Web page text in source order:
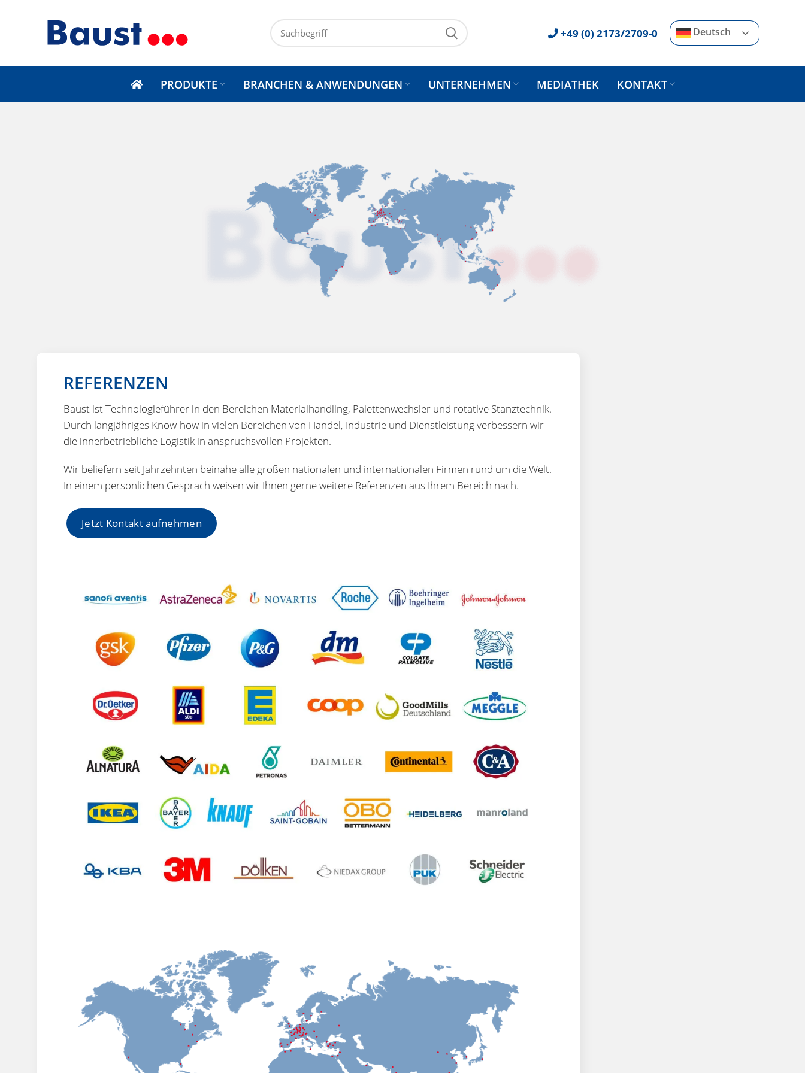
+49 (0) 2173/2709-0 Deutsch
PRODUKTE BRANCHEN & ANWENDUNGEN UNTERNEHMEN MEDIATHEK KONTAKT
REFERENZEN
Baust ist Technologieführer in den Bereichen Materialhandling, Palettenwechsler und rotative Stanztechnik.
Durch langjähriges Know-how in vielen Bereichen von Handel, Industrie und Dienstleistung verbessern wir
die innerbetriebliche Logistik in anspruchsvollen Projekten.
Wir beliefern seit Jahrzehnten beinahe alle großen nationalen und internationalen Firmen rund um die Welt.
In einem persönlichen Gespräch weisen wir Ihnen gerne weitere Referenzen aus Ihrem Bereich nach.
Jetzt Kontakt aufnehmen